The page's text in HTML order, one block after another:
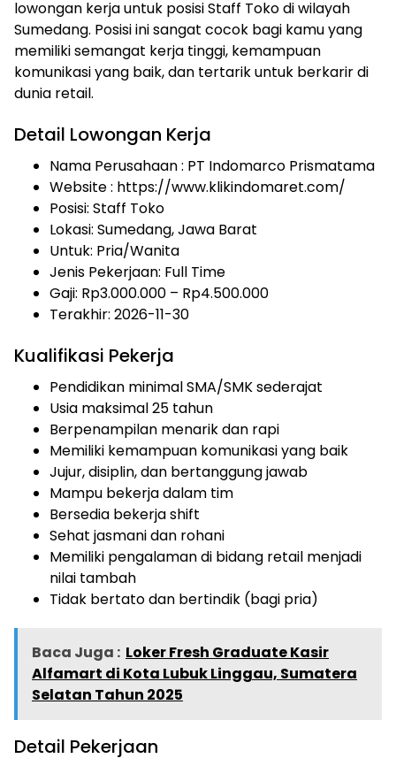
lowongan kerja untuk posisi Staff Toko di wilayah
Sumedang. Posisi ini sangat cocok bagi kamu yang
memiliki semangat kerja tinggi, kemampuan
komunikasi yang baik, dan tertarik untuk berkarir di
dunia retail.
Detail Lowongan Kerja
Nama Perusahaan : PT Indomarco Prismatama
Website : https://www.klikindomaret.com/
Posisi: Staff Toko
Lokasi: Sumedang, Jawa Barat
Untuk: Pria/Wanita
Jenis Pekerjaan: Full Time
Gaji: Rp3.000.000 – Rp4.500.000
Terakhir: 2026-11-30
Kualifikasi Pekerja
Pendidikan minimal SMA/SMK sederajat
Usia maksimal 25 tahun
Berpenampilan menarik dan rapi
Memiliki kemampuan komunikasi yang baik
Jujur, disiplin, dan bertanggung jawab
Mampu bekerja dalam tim
Bersedia bekerja shift
Sehat jasmani dan rohani
Memiliki pengalaman di bidang retail menjadi
nilai tambah
Tidak bertato dan bertindik (bagi pria)
Baca Juga : Loker Fresh Graduate Kasir
Alfamart di Kota Lubuk Linggau, Sumatera
Selatan Tahun 2025
Detail Pekerjaan